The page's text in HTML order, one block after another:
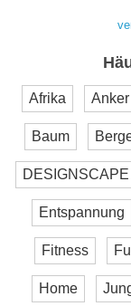
Afrika Anker
Baum
DESIGNSCAPE
Entspannung
Fitness
Home